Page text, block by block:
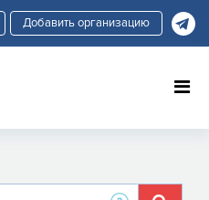
Добавить организацию